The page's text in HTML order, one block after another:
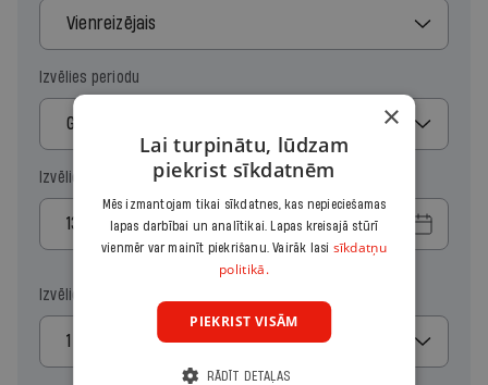
Vienreizējais
Izvēlies periodu
Gads
Izvēlies sākuma datumu
Izvēlies kopiju skaitu
1
×
Lai turpinātu, lūdzam
piekrist sīkdatnēm
Mēs izmantojam tikai sīkdatnes, kas nepieciešamas
lapas darbībai un analītikai. Lapas kreisajā stūrī
vienmēr var mainīt piekrišanu. Vairāk lasi sīkdatņu
politikā.
PIEKRIST VISĀM
RĀDĪT DETAĻAS